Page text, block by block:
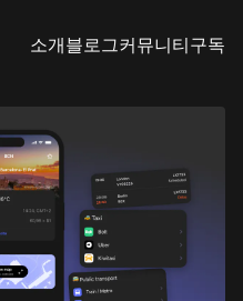
소개블로그커뮤니티구독